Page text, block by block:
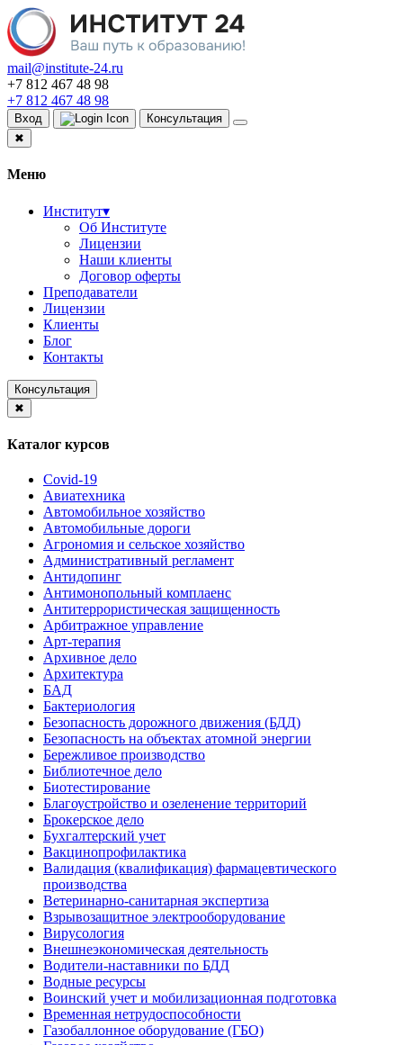
mail@institute-24.ru
+7 812 467 48 98
+7 812 467 48 98
Вход
Консультация
✖
Меню
Институт▾
Об Институте
Лицензии
Наши клиенты
Договор оферты
Преподаватели
Лицензии
Клиенты
Блог
Контакты
Консультация
✖
Каталог курсов
Covid-19
Авиатехника
Автомобильное хозяйство
Автомобильные дороги
Агрономия и сельское хозяйство
Административный регламент
Антидопинг
Антимонопольный комплаенс
Антитеррористическая защищенность
Арбитражное управление
Арт-терапия
Архивное дело
Архитектура
БАД
Бактериология
Безопасность дорожного движения (БДД)
Безопасность на объектах атомной энергии
Бережливое производство
Библиотечное дело
Биотестирование
Благоустройство и озеленение территорий
Брокерское дело
Бухгалтерский учет
Вакцинопрофилактика
Валидация (квалификация) фармацевтического
производства
Ветеринарно-санитарная экспертиза
Взрывозащитное электрооборудование
Вирусология
Внешнеэкономическая деятельность
Водители-наставники по БДД
Водные ресурсы
Воинский учет и мобилизационная подготовка
Временная нетрудоспособности
Газобаллонное оборудование (ГБО)